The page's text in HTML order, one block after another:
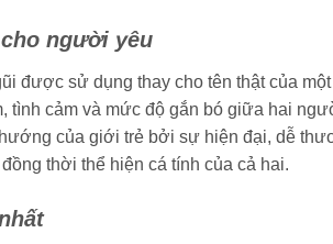
người yêu
được sử dụng thay cho tên thật của
tình cảm và mức độ gắn bó giữa hai
của giới trẻ bởi sự hiện đại, dễ
thời thể hiện cá tính của cả hai.